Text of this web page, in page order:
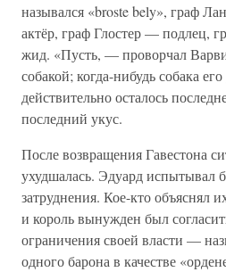
назывался «broste bely», граф
актёр, граф Глостер — подлец,
жид. «Пусть, — проворчал
собакой; когда-нибудь собака
действительно осталось
последний укус.
После возвращения Гавестона
ухудшалась. Эдуард испытывал
затруднения. Кое-кто объяснял
и король вынужден был
ограничения своей власти —
одного барона в качестве